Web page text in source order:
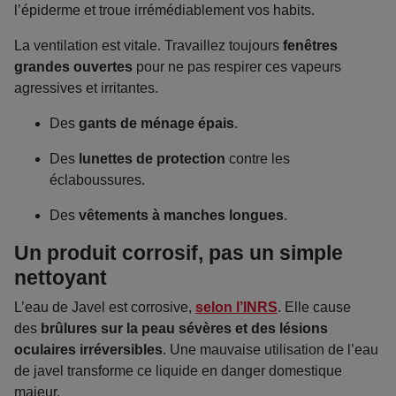
l’épiderme et troue irrémédiablement vos habits.
La ventilation est vitale. Travaillez toujours fenêtres
grandes ouvertes pour ne pas respirer ces vapeurs
agressives et irritantes.
Des gants de ménage épais.
Des lunettes de protection contre les
éclaboussures.
Des vêtements à manches longues.
Un produit corrosif, pas un simple
nettoyant
L’eau de Javel est corrosive, selon l’INRS. Elle cause
des brûlures sur la peau sévères et des lésions
oculaires irréversibles. Une mauvaise utilisation de l’eau
de javel transforme ce liquide en danger domestique
majeur.